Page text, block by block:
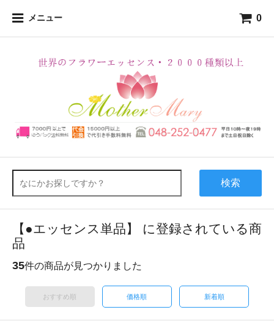
メニュー 0
検索
【●エッセンス単品】 に登録されている商
品
35件の商品が見つかりました
おすすめ順 価格順 新着順